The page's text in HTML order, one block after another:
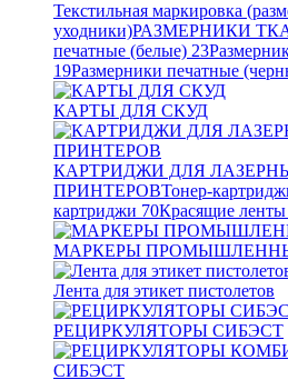
Текстильная маркировка
уходники)РАЗМЕРНИКИ
печатные (белые) 23
19Размерники печатные
КАРТЫ ДЛЯ СКУД
КАРТРИДЖИ ДЛЯ
ПРИНТЕРОВТонер-
картриджи 70Красящие ленты
МАРКЕРЫ
Лента для этикет пистолетов
РЕЦИРКУЛЯТОРЫ СИБЭСТ